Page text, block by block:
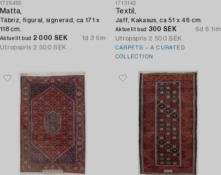
1726495
Matta,
Täbriz, figural, signerad, ca 171 x
118 cm.
Aktuellt bud 2 000 SEK
1d 3 tim
Utropspris 2 500 SEK
1713142
Textil,
Jaff, Kakasus, ca 51 x 46 cm.
Aktuellt bud 300 SEK
6d 6 tim
Utropspris 2 500 SEK
CARPETS – A CURATED
COLLECTION